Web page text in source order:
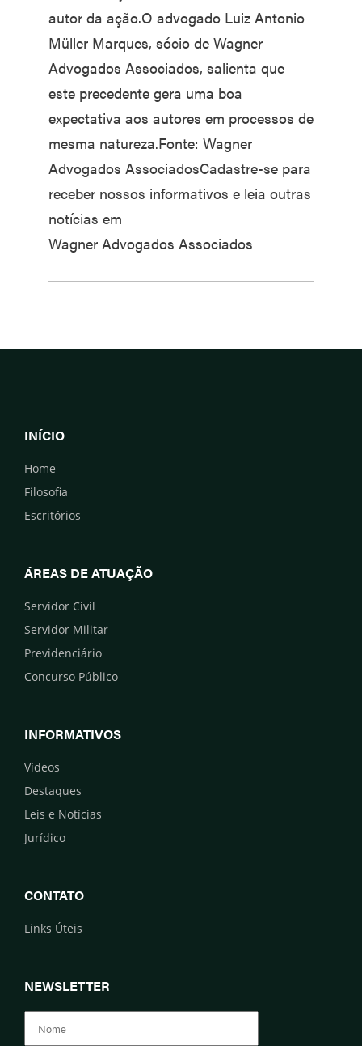
autor da ação.O advogado Luiz Antonio
Müller Marques, sócio de Wagner
Advogados Associados, salienta que
este precedente gera uma boa
expectativa aos autores em processos de
mesma natureza.Fonte: Wagner
Advogados AssociadosCadastre-se para
receber nossos informativos e leia outras
notícias em
Wagner Advogados Associados
INÍCIO
Home
Filosofia
Escritórios
ÁREAS DE ATUAÇÃO
Servidor Civil
Servidor Militar
Previdenciário
Concurso Público
INFORMATIVOS
Vídeos
Destaques
Leis e Notícias
Jurídico
CONTATO
Links Úteis
NEWSLETTER